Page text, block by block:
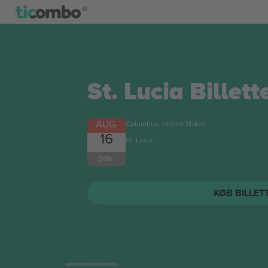
St. Lucia
AUG.
16
SØN.
Columbus, United States
St. Lucia
KØB